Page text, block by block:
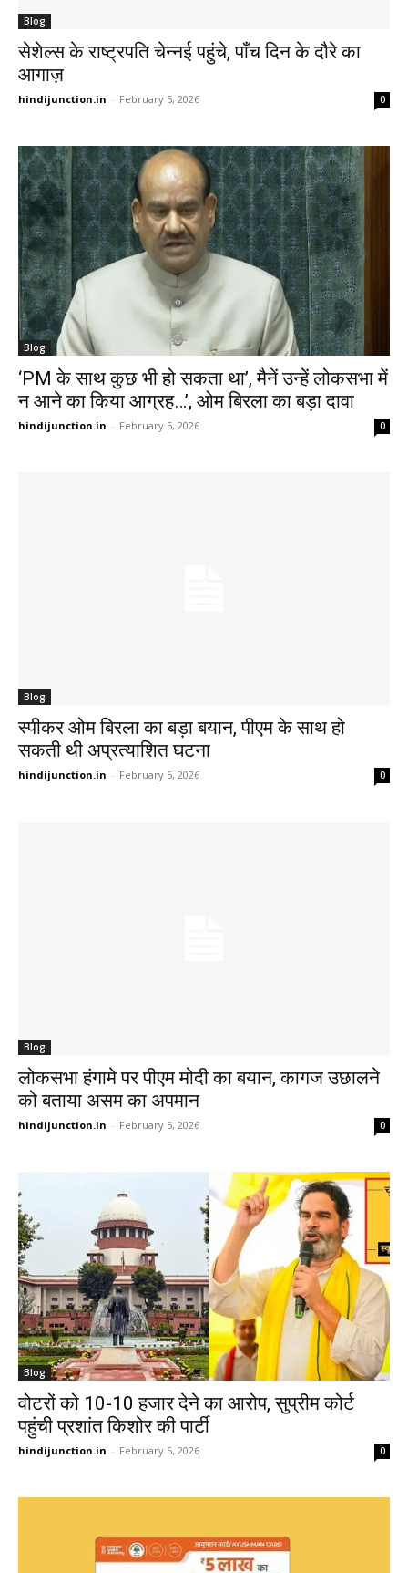
Blog
सेशेल्स के राष्ट्रपति चेन्नई पहुंचे, पाँच दिन के दौरे का
आगाज़
hindijunction.in - February 5, 2026 0
Blog
‘PM के साथ कुछ भी हो सकता था’, मैनें उन्हें लोकसभा में
न आने का किया आग्रह…’, ओम बिरला का बड़ा दावा
hindijunction.in - February 5, 2026 0
Blog
स्पीकर ओम बिरला का बड़ा बयान, पीएम के साथ हो
सकती थी अप्रत्याशित घटना
hindijunction.in - February 5, 2026 0
Blog
लोकसभा हंगामे पर पीएम मोदी का बयान, कागज उछालने
को बताया असम का अपमान
hindijunction.in - February 5, 2026 0
Blog
वोटरों को 10-10 हजार देने का आरोप, सुप्रीम कोर्ट
पहुंची प्रशांत किशोर की पार्टी
hindijunction.in - February 5, 2026 0